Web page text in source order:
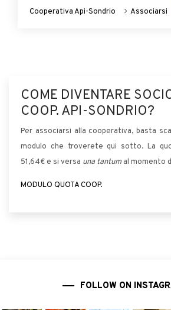
Cooperativa Api-Sondrio Associarsi
COME DIVENTARE
COOP. API-SONDRIO?
Per associarsi alla cooperativa, basta
modulo che troverete qui sotto. La
51,64€ e si versa una tantum al momento
MODULO QUOTA COOP.
FOLLOW ON